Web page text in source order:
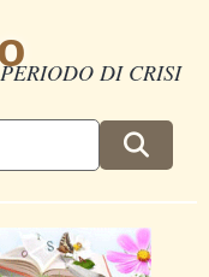
DI CRISI